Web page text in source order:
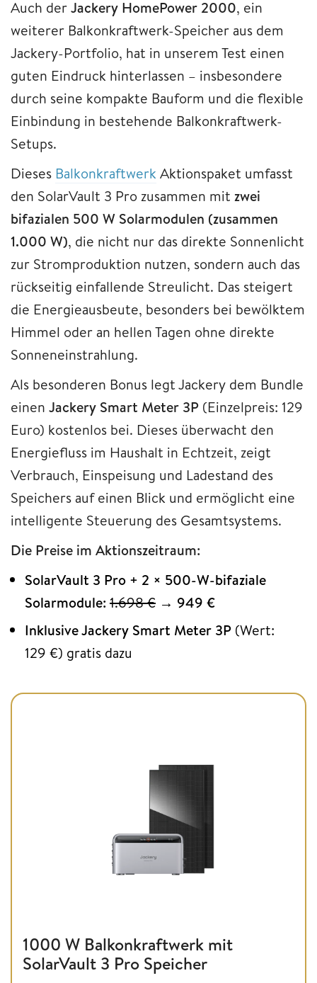
Auch derJackery HomePower 2000, ein
weiterer Balkonkraftwerk-Speicher aus dem
Jackery-Portfolio, hat in unserem Test einen
guten Eindruck hinterlassen – insbesondere
durch seine kompakte Bauform und die flexible
Einbindung in bestehende Balkonkraftwerk-
Setups.
Dieses Balkonkraftwerk Aktionspaket umfasst
den SolarVault 3 Pro zusammen mit zwei
bifazialen 500 W Solarmodulen (zusammen
1.000 W), die nicht nur das direkte Sonnenlicht
zur Stromproduktion nutzen, sondern auch das
rückseitig einfallende Streulicht. Das steigert
die Energieausbeute, besonders bei bewölktem
Himmel oder an hellen Tagen ohne direkte
Sonneneinstrahlung.
Als besonderen Bonus legt Jackery dem Bundle
einen Jackery Smart Meter 3P (Einzelpreis: 129
Euro) kostenlos bei. Dieses überwacht den
Energiefluss im Haushalt in Echtzeit, zeigt
Verbrauch, Einspeisung und Ladestand des
Speichers auf einen Blick und ermöglicht eine
intelligente Steuerung des Gesamtsystems.
Die Preise im Aktionszeitraum:
SolarVault 3 Pro + 2 × 500-W-bifaziale
Solarmodule: 1.698 € → 949 €
Inklusive Jackery Smart Meter 3P (Wert:
129 €) gratis dazu
1000 W Balkonkraftwerk mit
SolarVault 3 Pro Speicher